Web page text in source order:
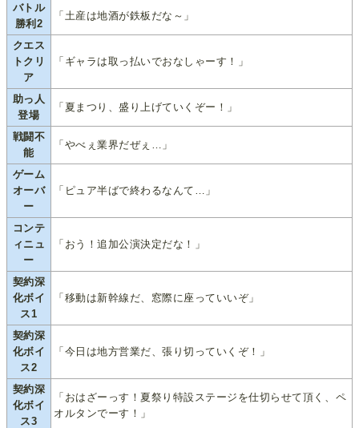
バトル
勝利2
「土産は地酒が鉄板だな～」
クエス
トクリ
ア
「ギャラは取っ払いでおなしゃーす！」
助っ人
登場
「夏まつり、盛り上げていくぞー！」
戦闘不
能
「やべぇ業界だぜぇ…」
ゲーム
オーバ
ー
「ピュア半ばで終わるなんて…」
コンテ
ィニュ
ー
「おう！追加公演決定だな！」
契約深
化ボイ
ス1
「移動は新幹線だ、窓際に座っていいぞ」
契約深
化ボイ
ス2
「今日は地方営業だ、張り切っていくぞ！」
契約深
化ボイ
ス3
「おはざーっす！夏祭り特設ステージを仕切らせて頂く、ペ
オルタンでーす！」